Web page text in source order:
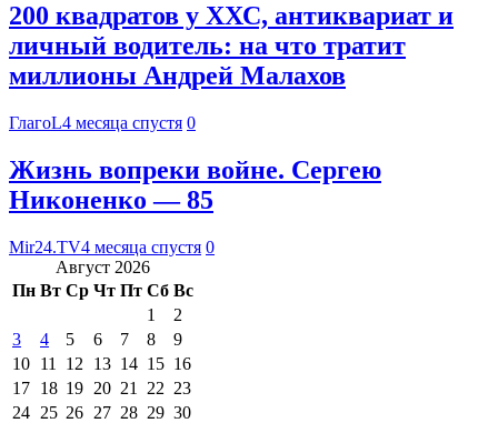
200 квадратов у ХХС, антиквариат и
личный водитель: на что тратит
миллионы Андрей Малахов
ГлагоL4 месяца спустя 0
Жизнь вопреки войне. Сергею
Никоненко — 85
Mir24.TV4 месяца спустя 0
Август 2026
Пн Вт Ср Чт Пт Сб Вс
1
2
3
4 5 6 7 8
9
10 11 12 13 14 15 16
17 18 19 20 21 22 23
24 25 26 27 28 29 30